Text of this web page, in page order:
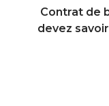
Contrat de
devez